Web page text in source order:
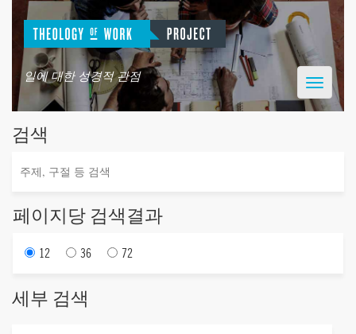
일에 대한 성경적 관점
Toggle
검색
페이지당 검색결과
12 36 72
세부 검색